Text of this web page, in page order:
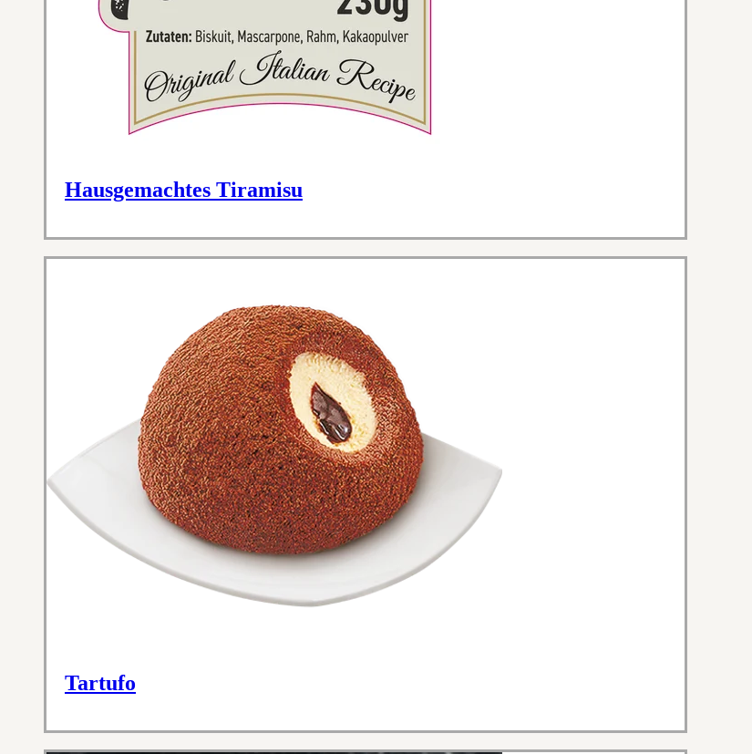
Hausgemachtes Tiramisu
Tartufo